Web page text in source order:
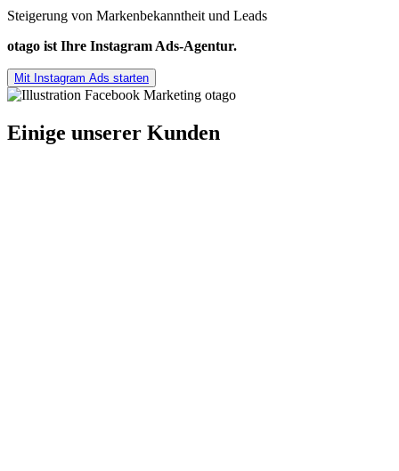
Steigerung von Markenbekanntheit und Leads
otago ist Ihre Instagram Ads-Agentur.
Mit Instagram Ads starten
Einige unserer Kunden